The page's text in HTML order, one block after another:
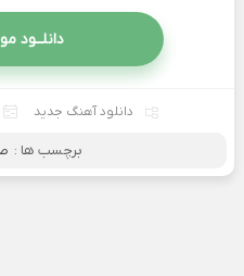
دانلــود
دانلود آهنگ جدید
برچسب ها :